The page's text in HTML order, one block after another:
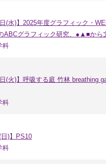
日(水)】2025年度グラフィック・
ABCグラフィック研究、●▲■から
科
(火)】呼吸する庭 竹林 breathing
科
日)】PS10
科